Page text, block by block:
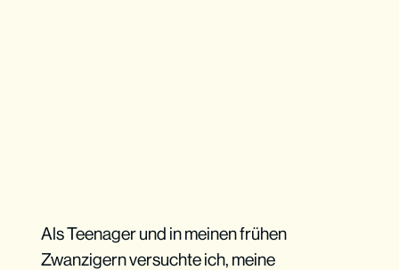
Als Teenager und in meinen frühen
Zwanzigern versuchte ich, meine